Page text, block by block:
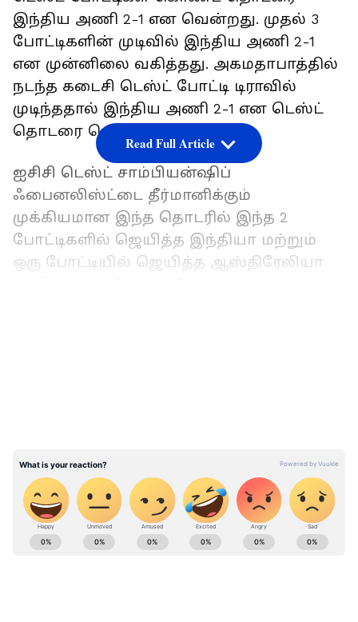
இந்திய அணி 2-1 என வென்றது. முதல் 3
போட்டிகளின் முடிவில் இந்திய அணி 2-1
என முன்னிலை வகித்தது. அகமதாபாத்தில்
நடந்த கடைசி டெஸ்ட் போட்டி டிராவில்
முடிந்ததால் இந்திய அணி 2-1 என டெஸ்ட்
தொடரை வென்றது.
ஐசிசி டெஸ்ட் சாம்பியன்ஷிப்
ஃபைனலிஸ்ட்டை தீர்மானிக்கும்
முக்கியமான இந்த தொடரில் இந்த 2
போட்டிகளில் ஜெயித்த இந்தியா மற்றும்
ஒரு போட்டியில் ஜெயித்த ஆஸ்திரேலியா
Read Full Article
ABOUT THE AUTHOR